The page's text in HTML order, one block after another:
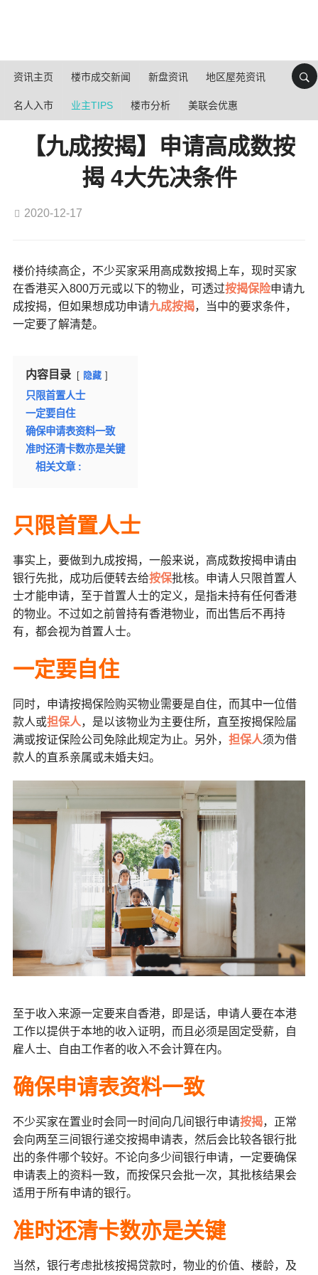
资讯主页 楼市成交新闻 新盘资讯 地区屋苑资讯
名人入市 业主TIPS 楼市分析 美联会优惠
【九成按揭】申请高成数按
揭 4大先决条件
2020-12-17
楼价持续高企，不少买家采用高成数按揭上车，现时买家
在香港买入800万元或以下的物业，可透过按揭保险申请九
成按揭，但如果想成功申请九成按揭，当中的要求条件，
一定要了解清楚。
内容目录 隐藏
只限首置人士
一定要自住
确保申请表资料一致
准时还清卡数亦是关键
相关文章 :
只限首置人士
事实上，要做到九成按揭，一般来说，高成数按揭申请由
银行先批，成功后便转去给按保批核。申请人只限首置人
士才能申请，至于首置人士的定义，是指未持有任何香港
的物业。不过如之前曾持有香港物业，而出售后不再持
有，都会视为首置人士。
一定要自住
同时，申请按揭保险购买物业需要是自住，而其中一位借
款人或担保人，是以该物业为主要住所，直至按揭保险届
满或按证保险公司免除此规定为止。另外， 担保人须为借
款人的直系亲属或未婚夫妇。
至于收入来源一定要来自香港，即是话，申请人要在本港
工作以提供于本地的收入证明，而且必须是固定受薪，自
雇人士、自由工作者的收入不会计算在内。
确保申请表资料一致
不少买家在置业时会同一时间向几间银行申请按揭，正常
会向两至三间银行递交按揭申请表，然后会比较各银行批
出的条件哪个较好。不论向多少间银行申请，一定要确保
申请表上的资料一致，而按保只会批一次，其批核结果会
适用于所有申请的银行。
准时还清卡数亦是关键
当然，银行考虑批核按揭贷款时，物业的价值、楼龄，及